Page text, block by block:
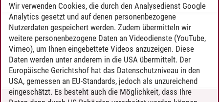
Timo Leder/30.06.2024
Wir verwenden Cookies, die durch den Analysedienst Google
Analytics gesetzt und auf denen personenbezogene
Nutzerdaten gespeichert werden. Zudem übermitteln wir
weitere personenbezogene Daten an Videodienste (YouTube,
Vimeo), um Ihnen eingebettete Videos anzuzeigen. Diese
Daten werden unter anderem in die USA übermittelt. Der
Europäische Gerichtshof hat das Datenschutzniveau in den
USA, gemessen an EU-Standards, jedoch als unzureichend
eingeschätzt. Es besteht auch die Möglichkeit, dass Ihre